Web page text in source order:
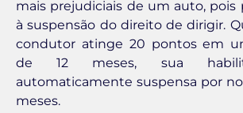
mais prejudiciais de um auto, pois
à suspensão do direito de dirigir.
condutor atinge 20 pontos em
de 12 meses, sua
automaticamente suspensa por
meses.